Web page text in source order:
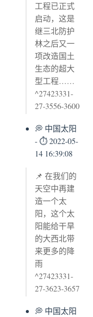
工程已正式
启动，这是
继三北防护
林之后又一
项改造国土
生态的超大
型工程……
^27423331-
27-3556-3600
💭 中国太阳
- ⏱ 2022-05-
14 16:39:08
📌 在我们的
天空中再建
造一个太
阳，这个太
阳能给干旱
的大西北带
来更多的降
雨
^27423331-
27-3623-3657
💭 中国太阳